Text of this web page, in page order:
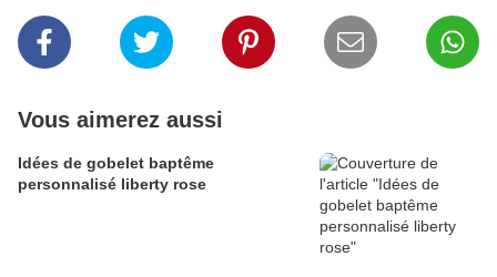
Vous aimerez aussi
Idées de gobelet baptême
personnalisé liberty rose